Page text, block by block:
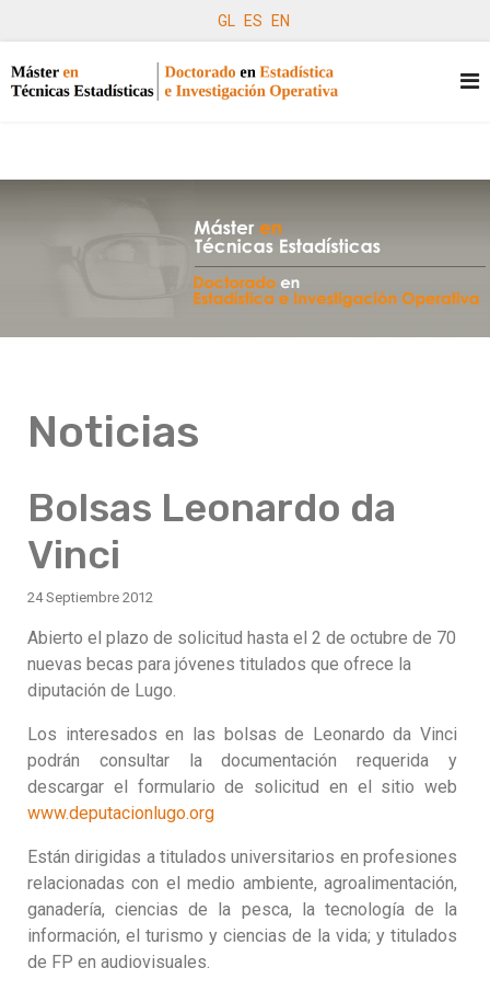
GL ES EN
Noticias
Bolsas Leonardo da
Vinci
24 Septiembre 2012
Abierto el plazo de solicitud hasta el 2 de octubre de 70
nuevas becas para jóvenes titulados que ofrece la
diputación de Lugo.
Los interesados en las bolsas de Leonardo da Vinci
podrán consultar la documentación requerida y
descargar el formulario de solicitud en el sitio web
www.deputacionlugo.org
Están dirigidas a titulados universitarios en profesiones
relacionadas con el medio ambiente, agroalimentación,
ganadería, ciencias de la pesca, la tecnología de la
información, el turismo y ciencias de la vida; y titulados
de FP en audiovisuales.